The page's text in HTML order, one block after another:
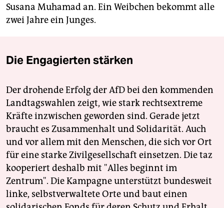
Susana Muhamad an. Ein Weibchen bekommt alle
zwei Jahre ein Junges.
Die Engagierten stärken
Der drohende Erfolg der AfD bei den kommenden
Landtagswahlen zeigt, wie stark rechtsextreme
Kräfte inzwischen geworden sind. Gerade jetzt
braucht es Zusammenhalt und Solidarität. Auch
und vor allem mit den Menschen, die sich vor Ort
für eine starke Zivilgesellschaft einsetzen. Die taz
kooperiert deshalb mit "Alles beginnt im
Zentrum". Die Kampagne unterstützt bundesweit
linke, selbstverwaltete Orte und baut einen